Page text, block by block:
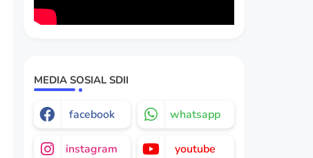
MEDIA SOSIAL SDII
facebook whatsapp
instagram youtube